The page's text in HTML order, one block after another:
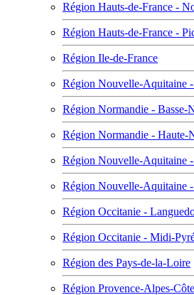
Région Hauts-de-France -
Région Hauts-de-France -
Région Ile-de-France
Région Nouvelle-Aquitaine
Région Normandie - Basse-
Région Normandie - Haute-
Région Nouvelle-Aquitaine
Région Nouvelle-Aquitaine
Région Occitanie -
Région Occitanie - Midi-
Région des Pays-de-la-Loire
Région Provence-Alpes-